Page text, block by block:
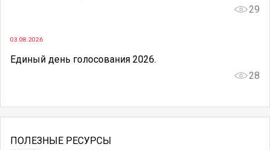
29
03.08.2026
Единый день голосования 2026.
28
ПОЛЕЗНЫЕ РЕСУРСЫ